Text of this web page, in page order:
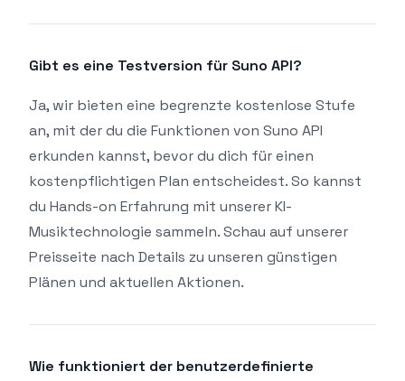
Gibt es eine Testversion für Suno API?
Ja, wir bieten eine begrenzte kostenlose Stufe
an, mit der du die Funktionen von Suno API
erkunden kannst, bevor du dich für einen
kostenpflichtigen Plan entscheidest. So kannst
du Hands-on Erfahrung mit unserer KI-
Musiktechnologie sammeln. Schau auf unserer
Preisseite nach Details zu unseren günstigen
Plänen und aktuellen Aktionen.
Wie funktioniert der benutzerdefinierte